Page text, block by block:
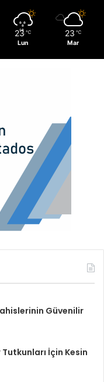
23 ℃
Lun
23 ℃
Mar
Güvenilir
İçin Kesin